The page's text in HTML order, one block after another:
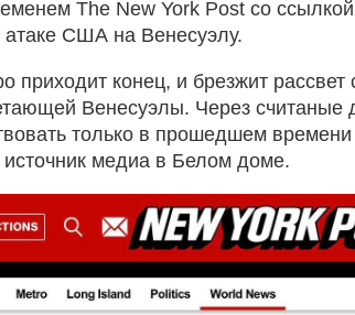
The New York Post со
атаке США на Венесуэлу.
приходит конец, и брезжит рассвет
Венесуэлы. Через считаные
только в прошедшем времени
источник медиа в Белом доме.